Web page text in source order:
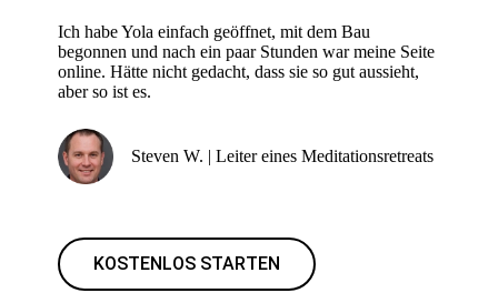
Ich habe Yola einfach geöffnet, mit dem Bau
begonnen und nach ein paar Stunden war meine Seite
online. Hätte nicht gedacht, dass sie so gut aussieht,
aber so ist es.
Steven W. | Leiter eines Meditationsretreats
KOSTENLOS STARTEN